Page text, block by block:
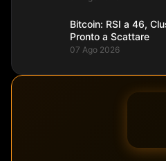
Bitcoin: RSI a 46,
Pronto a Scattare
07 Ago 2026